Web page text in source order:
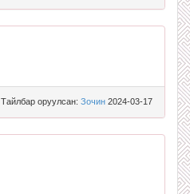
Тайлбар оруулсан: Зочин 2024-03-17